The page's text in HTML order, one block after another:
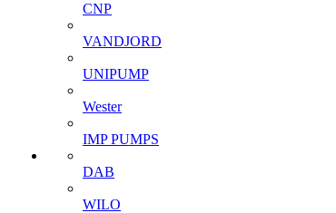
CNP
VANDJORD
UNIPUMP
Wester
IMP PUMPS
DAB
WILO